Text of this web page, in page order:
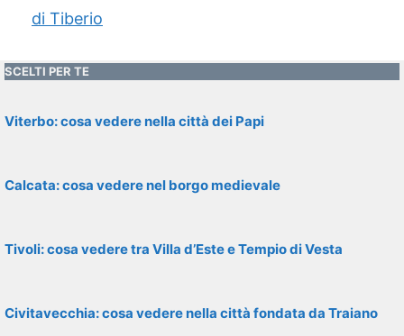
di Tiberio
SCELTI PER TE
Viterbo: cosa vedere nella città dei Papi
Calcata: cosa vedere nel borgo medievale
Tivoli: cosa vedere tra Villa d’Este e Tempio di Vesta
Civitavecchia: cosa vedere nella città fondata da Traiano